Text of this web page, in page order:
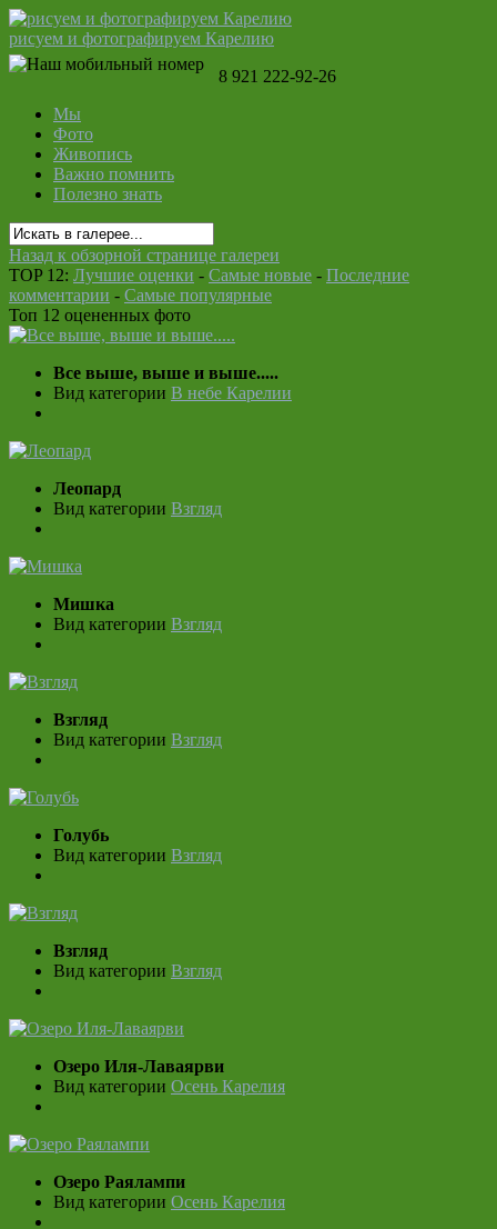
рисуем и фотографируем Карелию
8 921 222-92-26
Мы
Фото
Живопись
Важно помнить
Полезно знать
Назад к обзорной странице галереи
TOP 12: Лучшие оценки - Самые новые - Последние
комментарии - Самые популярные
Топ 12 оцененных фото
Все выше, выше и выше.....
Вид категории В небе Карелии
Леопард
Вид категории Взгляд
Мишка
Вид категории Взгляд
Взгляд
Вид категории Взгляд
Голубь
Вид категории Взгляд
Взгляд
Вид категории Взгляд
Озеро Иля-Лаваярви
Вид категории Осень Карелия
Озеро Раялампи
Вид категории Осень Карелия